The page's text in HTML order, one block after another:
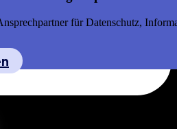
für Datenschutz,